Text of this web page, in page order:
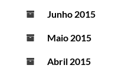
Junho 2015
Maio 2015
Abril 2015